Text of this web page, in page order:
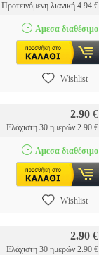
Προτεινόμενη λιανική 4.94 €
Αμεσα διαθέσιμο
Wishlist
2.90 €
Ελάχιστη 30 ημερών 2.90 €
Αμεσα διαθέσιμο
Wishlist
2.90 €
Ελάχιστη 30 ημερών 2.90 €